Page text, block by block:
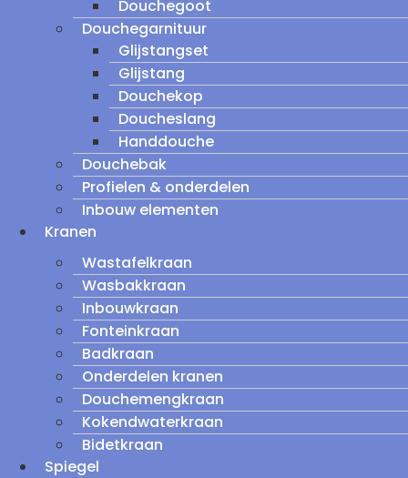
Douchegoot
Douchegarnituur
Glijstangset
Glijstang
Douchekop
Doucheslang
Handdouche
Douchebak
Profielen & onderdelen
Inbouw elementen
Kranen
Wastafelkraan
Wasbakkraan
Inbouwkraan
Fonteinkraan
Badkraan
Onderdelen kranen
Douchemengkraan
Kokendwaterkraan
Bidetkraan
Spiegel